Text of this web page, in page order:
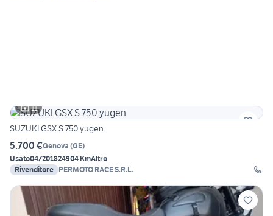
11
SUZUKI GSX S 750 yugen
5.700 €Genova (GE)
Usato04/201824904 KmAltro
Rivenditore PERMOTO RACE S.R.L.